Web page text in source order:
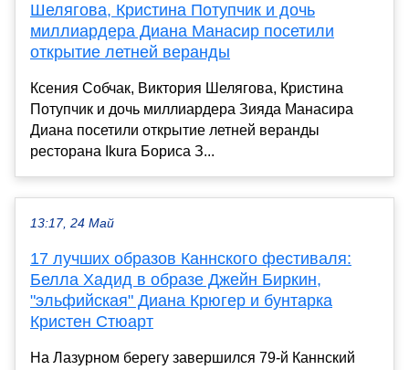
Шелягова, Кристина Потупчик и дочь
миллиардера Диана Манасир посетили
открытие летней веранды
Ксения Собчак, Виктория Шелягова, Кристина
Потупчик и дочь миллиардера Зияда Манасира
Диана посетили открытие летней веранды
ресторана Ikura Бориса З...
13:17, 24 Май
17 лучших образов Каннского фестиваля:
Белла Хадид в образе Джейн Биркин,
"эльфийская" Диана Крюгер и бунтарка
Кристен Стюарт
На Лазурном берегу завершился 79-й Каннский